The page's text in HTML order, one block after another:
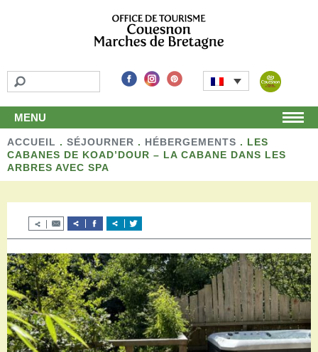
MENU
Accueil
Découvrir
Terroir et artisans
Boutique
Séjourner
Hébergements
Restaurants
Aires de camping-car
ACCUEIL . SÉJOURNER . HÉBERGEMENTS . LES
CABANES DE KOAD’DOUR – LA CABANE DANS LES
ARBRES AVEC SPA